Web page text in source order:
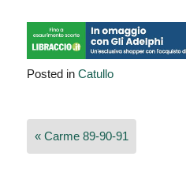
Posted in Catullo
Navigazione
articoli
« Carme 89-90-91